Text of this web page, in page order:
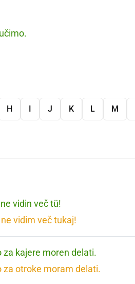
H I J K L M
vidin več tü!
vidim več tukaj!
za kajere moren delati.
za otroke moram delati.